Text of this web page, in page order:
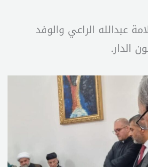
عبدالله الراعي والوفد
الدار.